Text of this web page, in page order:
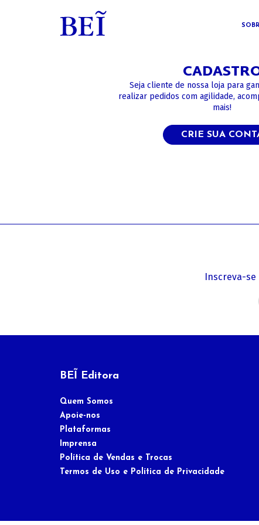
Seja cliente de nossa loja para
realizar pedidos com agilidade,
mais!
CRIE SUA
Inscreva-se
BEĨ Editora
Quem Somos
Apoie-nos
Plataformas
Imprensa
Política de Vendas e Trocas
Termos de Uso e Política de Privacidade